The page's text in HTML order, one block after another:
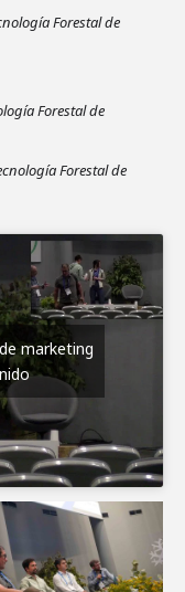
Forestal de
Forestal de
Forestal de
marketing